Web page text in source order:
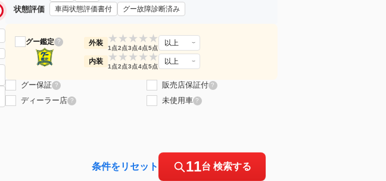
状態評価 車両状態評価書付 グー故障診断済み
グー鑑定 ? 外装 ★
1点
★
2点
★
3点
★
4点
★
5点
以上
内装 ★
1点
★
2点
★
3点
★
4点
★
5点
以上
グー保証 ? 販売店保証付 ?
ディーラー店 ? 未使用車 ?
条件をリセット 11台 検索する